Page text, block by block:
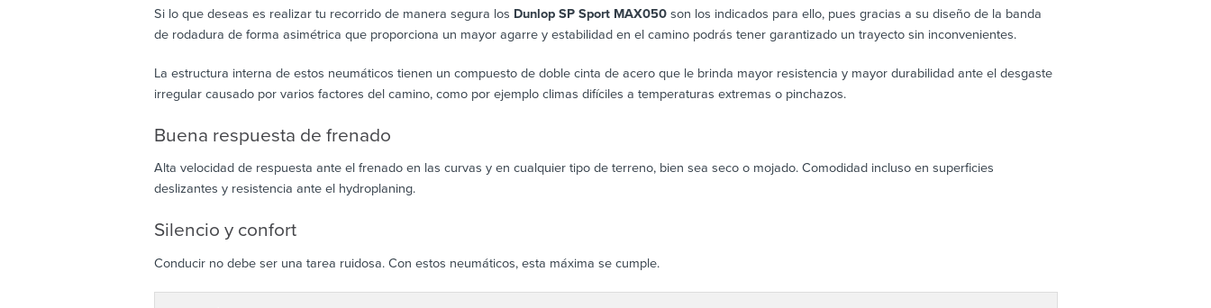
Si lo que deseas es realizar tu recorrido de manera segura los Dunlop SP Sport MAX050son los indicados para ello, pues gracias a su diseño de la banda
de rodadura de forma asimétrica que proporciona un mayor agarre y estabilidad en el camino podrás tener garantizado un trayecto sin inconvenientes.
La estructura interna de estos neumáticos tienen un compuesto de doble cinta de acero que le brinda mayor resistencia y mayor durabilidad ante el desgaste
irregular causado por varios factores del camino, como por ejemplo climas difíciles a temperaturas extremas o pinchazos.
Buena respuesta de frenado
Alta velocidad de respuesta ante el frenado en las curvas y en cualquier tipo de terreno, bien sea seco o mojado. Comodidad incluso en superficies
deslizantes y resistencia ante el hydroplaning.
Silencio y confort
Conducir no debe ser una tarea ruidosa. Con estos neumáticos, esta máxima se cumple.